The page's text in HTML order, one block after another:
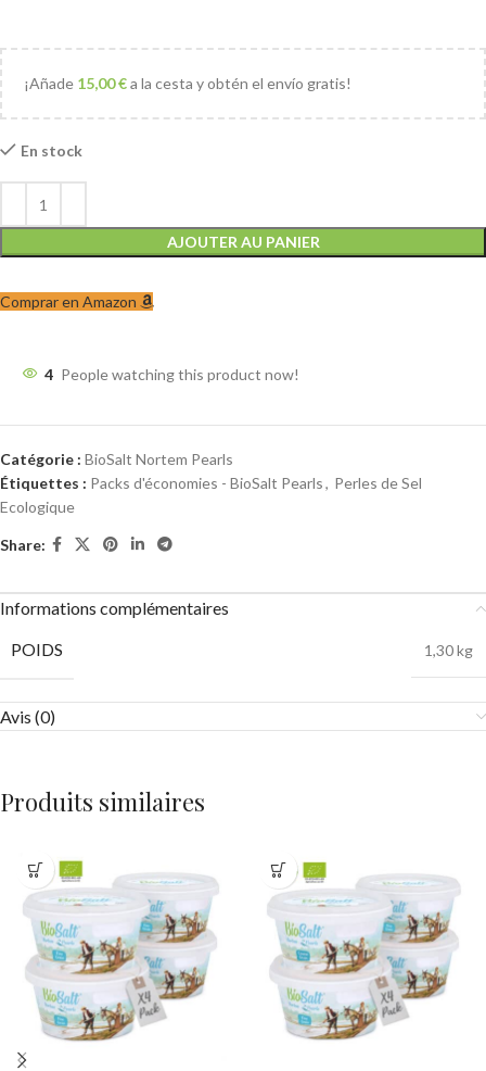
¡Añade 15,00€a la cesta y obtén el envío gratis!
En stock
AJOUTER AU PANIER
Comprar en Amazon
4 People watching this product now!
Catégorie : BioSalt Nortem Pearls
Étiquettes : Packs d'économies - BioSalt Pearls, Perles de Sel
Ecologique
Share:
Informations complémentaires
POIDS
1,30 kg
Avis (0)
Produits similaires